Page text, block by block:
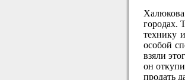
городах.
технику
особой
взяли
он
продать